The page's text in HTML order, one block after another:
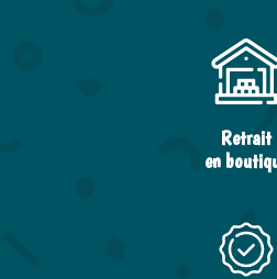
Retrait
en